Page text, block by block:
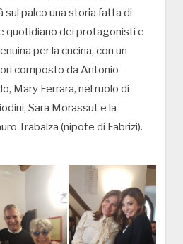
sul palco una storia fatta di
quotidiano dei protagonisti e
per la cucina, con un
composto da Antonio
Mary Ferrara, nel ruolo di
Sara Morassut e la
Trabalza (nipote di Fabrizi).